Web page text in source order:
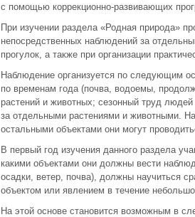
с помощью коррекционно-развивающих
При изучении раздела «Родная природа»
непосредственных наблюдений за
прогулок, а также при организации
Наблюдение организуется по следующим
по временам года (почва, водоемы,
растений и животных; сезонный труд
за отдельными растениями и животными.
остальными объектами они могут
В первый год изучения данного раздела
какими объектами они должны вести
осадки, ветер, почва), должны научиться
объектом или явлением в течение
На этой основе становится возможным в